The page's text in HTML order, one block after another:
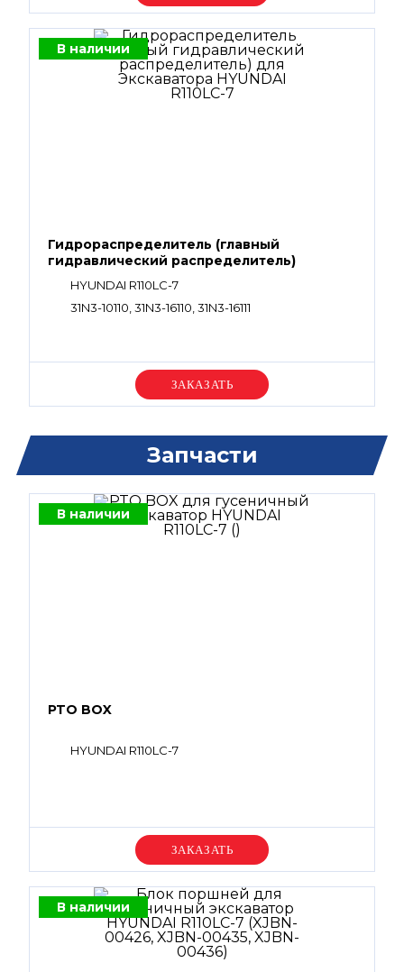
В наличии
Гидрораспределитель (главный
гидравлический распределитель)
HYUNDAI R110LC-7
31N3-10110, 31N3-16110, 31N3-16111
Уточняйте цену
Запчасти
В наличии
PTO BOX
HYUNDAI R110LC-7
Уточняйте цену
В наличии